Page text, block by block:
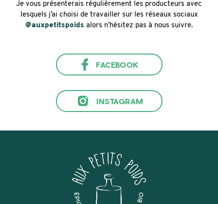
Je vous présenterais régulièrement les producteurs avec
lesquels j’ai choisi de travailler sur les réseaux sociaux
@auxpetitspoids alors n’hésitez pas à nous suivre.
FACEBOOK
INSTAGRAM